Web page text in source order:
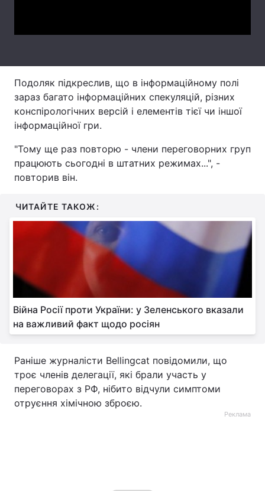
Тема оформлення
Подоляк підкреслив, що в інформаційному полі
зараз багато інформаційних спекуляцій, різних
конспірологічних версій і елементів тієї чи іншої
інформаційної гри.
"Тому ще раз повторю - члени переговорних груп
працюють сьогодні в штатних режимах...", -
повторив він.
ЧИТАЙТЕ ТАКОЖ:
Війна Росії проти України: у Зеленського вказали
на важливий факт щодо росіян
Раніше журналісти Bellingcat повідомили, що
троє членів делегації, які брали участь у
переговорах з РФ, нібито відчули симптоми
отруєння хімічною зброєю.
Реклама